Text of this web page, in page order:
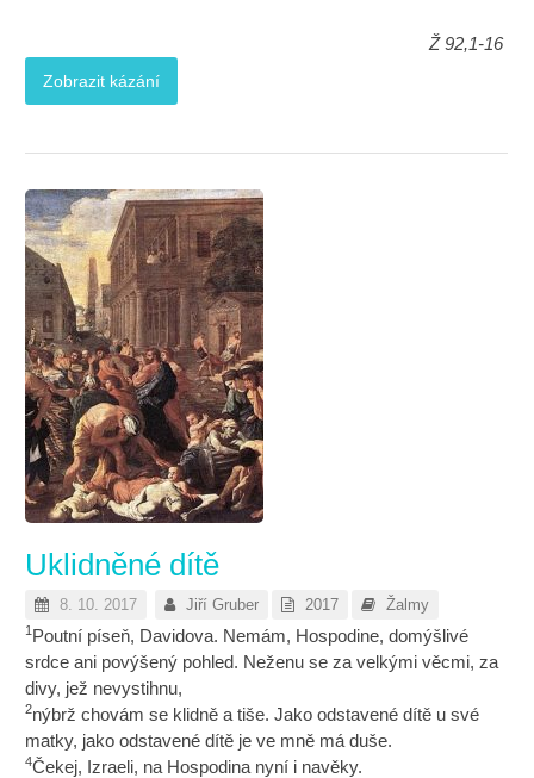
Ž 92,1-16
Zobrazit kázání
Uklidněné dítě
8. 10. 2017 Jiří Gruber 2017 Žalmy
1 Poutní píseň, Davidova. Nemám, Hospodine, domýšlivé
srdce ani povýšený pohled. Neženu se za velkými věcmi, za
divy, jež nevystihnu,
2nýbrž chovám se klidně a tiše. Jako odstavené dítě u své
matky, jako odstavené dítě je ve mně má duše.
4Čekej, Izraeli, na Hospodina nyní i navěky.